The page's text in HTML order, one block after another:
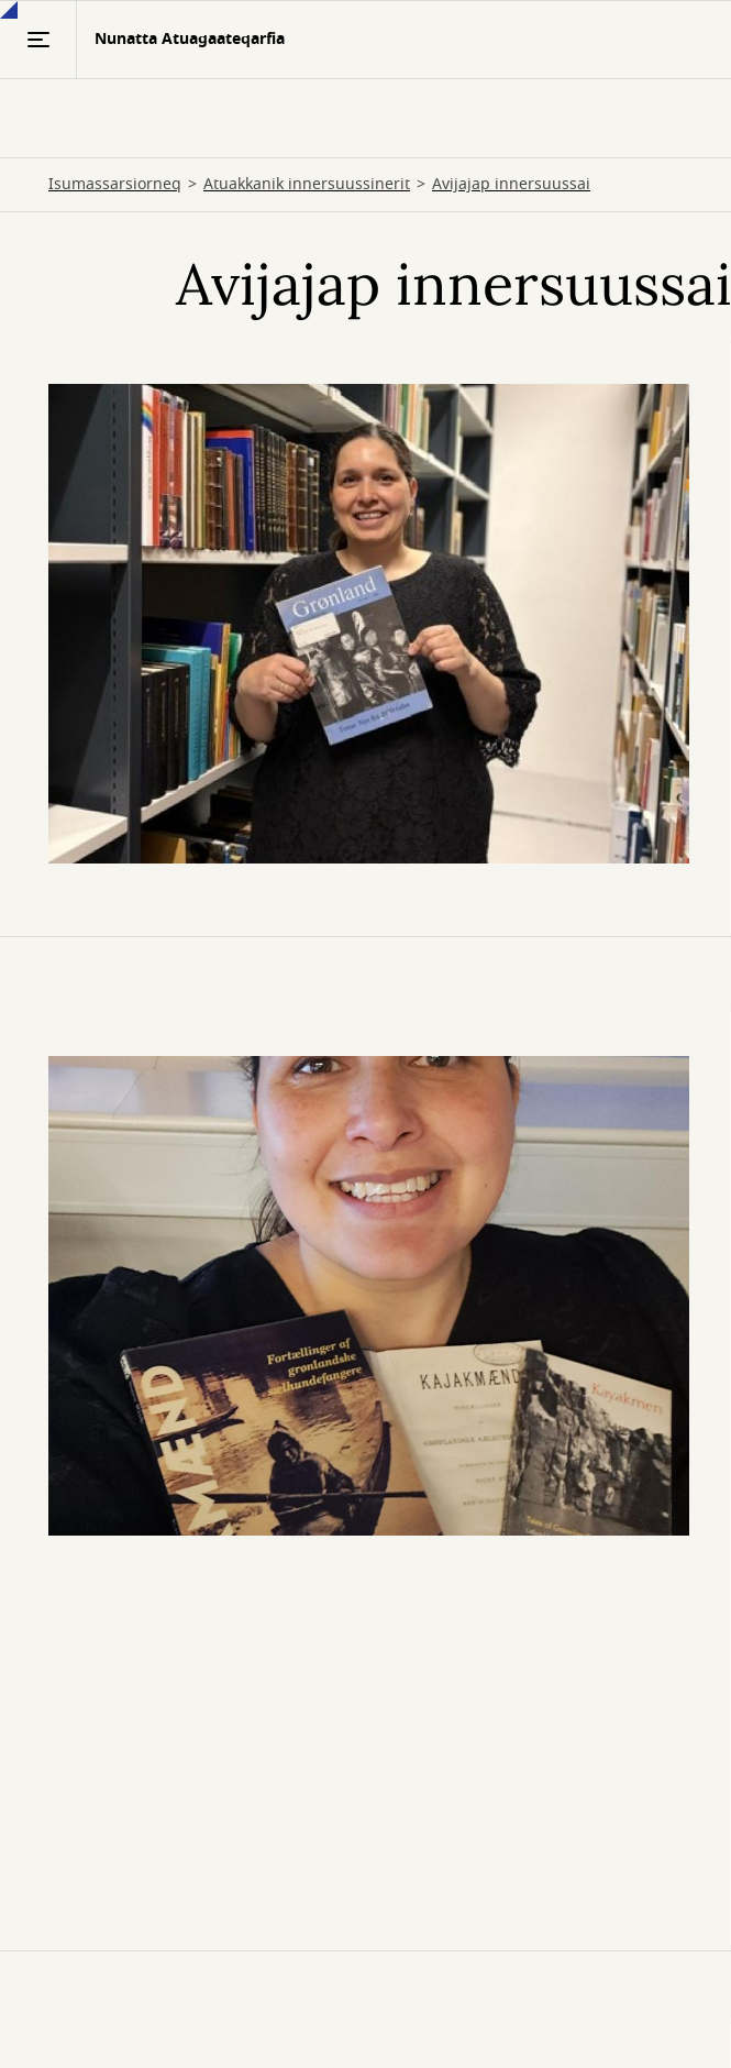
Skip
Nunatta Atuagaateqarfia
Isumassarsiorneq Atuakkanik innersuussinerit Avijajap innersuussai
Avijajap innersuussai